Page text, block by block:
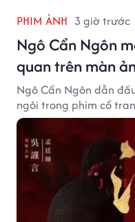
PHIM ẢNH 3 giờ trước
Ngô Cẩn Ngôn
quan trên màn
Ngô Cẩn Ngôn dẫn
ngôi trong phim cổ